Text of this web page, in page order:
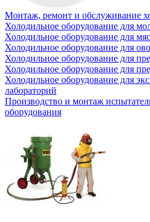
Монтаж, ремонт и обслуживание
Холодильное оборудование для
Холодильное оборудование для
Холодильное оборудование для
Холодильное оборудование для
Холодильное оборудование для
Холодильное оборудование для
лабораторий
Производство и монтаж
оборудования